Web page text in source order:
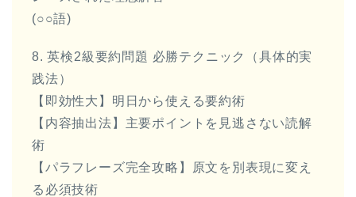
(○○語)
8. 英検2級要約問題 必勝テクニック（具体的実
践法）
【即効性大】明日から使える要約術
【内容抽出法】主要ポイントを見逃さない読解
術
【パラフレーズ完全攻略】原文を別表現に変え
る必須技術